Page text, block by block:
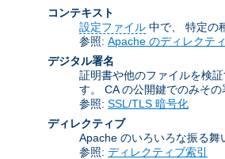
コンテキスト
設定ファイル 中で、 特定の
参照: Apache のディレクテ
デジタル署名
証明書や他のファイルを検
す。 CA の公開鍵でのみそ
参照: SSL/TLS 暗号化
ディレクティブ
Apache のいろいろな振る舞
参照: ディレクティブ索引